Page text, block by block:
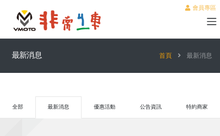
會員專區
最新消息 首頁 最新消息
全部 最新消息 優惠活動 公告資訊 特約商家